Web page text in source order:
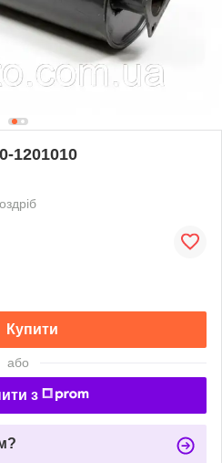
1201010
Купити
або
з